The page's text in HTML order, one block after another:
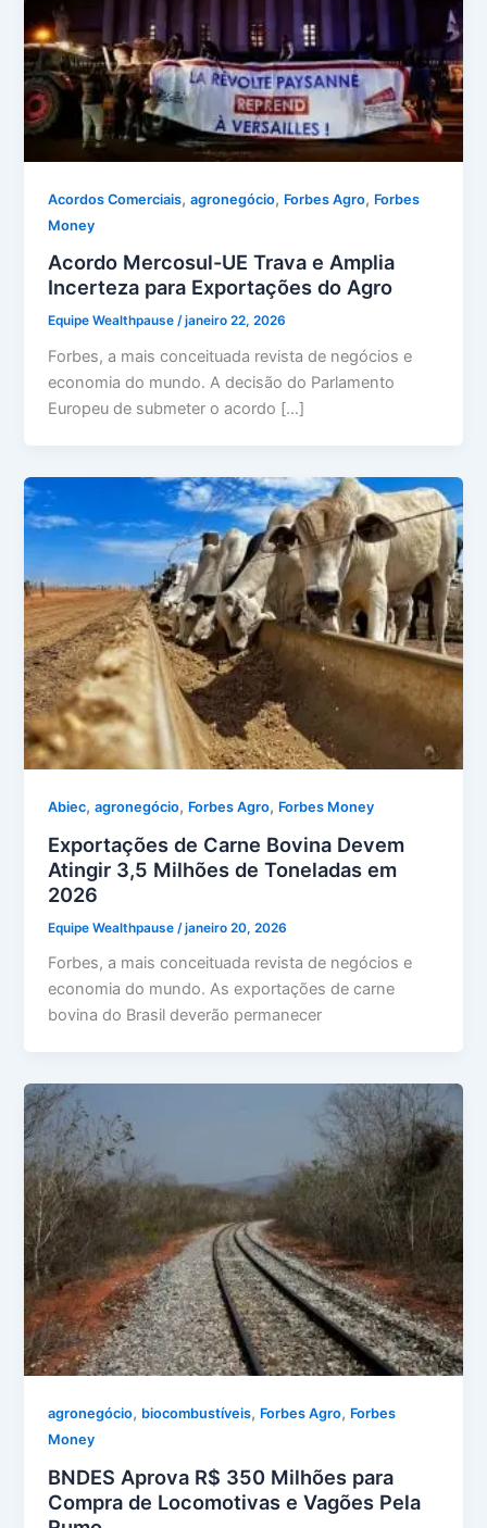
Acordos Comerciais,agronegócio, Forbes Agro, Forbes
Money
Acordo Mercosul-UE Trava e Amplia
Incerteza para Exportações do Agro
Equipe Wealthpause/janeiro 22, 2026
Forbes, a mais conceituada revista de negócios e
economia do mundo. A decisão do Parlamento
Europeu de submeter o acordo […]
Abiec,agronegócio, Forbes Agro, Forbes Money
Exportações de Carne Bovina Devem
Atingir 3,5 Milhões de Toneladas em
2026
Equipe Wealthpause /janeiro 20, 2026
Forbes, a mais conceituada revista de negócios e
economia do mundo. As exportações de carne
bovina do Brasil deverão permanecer
agronegócio, biocombustíveis, Forbes Agro, Forbes
Money
BNDES Aprova R$ 350 Milhões para
Compra de Locomotivas e Vagões Pela